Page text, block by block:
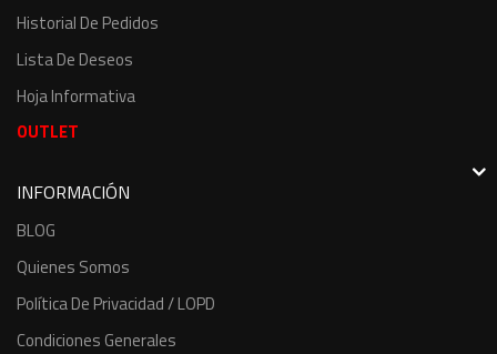
Historial De Pedidos
Lista De Deseos
Hoja Informativa
OUTLET
INFORMACIÓN
BLOG
Quienes Somos
Política De Privacidad / LOPD
Condiciones Generales